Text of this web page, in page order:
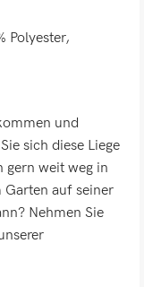
Polyester,
und
sich diese Liege
gern weit weg in
Garten auf seiner
Nehmen Sie